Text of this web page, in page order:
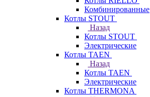
Комбинированные
Котлы STOUT
Назад
Котлы STOUT
Электрические
Котлы TAEN
Назад
Котлы TAEN
Электрические
Котлы THERMONA